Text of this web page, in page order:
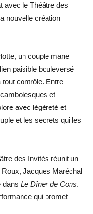
avec le Théâtre des
nouvelle création
un couple marié
paisible bouleversé
tout contrôle. Entre
et
avec légèreté et
et les secrets qui les
des Invités réunit un
Roux, Jacques Maréchal
dans Le Dîner de Cons,
qui promet